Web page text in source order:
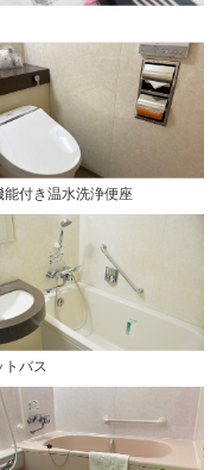
能付き温水洗浄便座
トバス